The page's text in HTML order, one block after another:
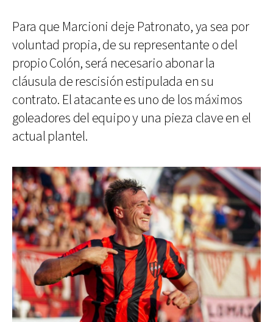
Para que Marcioni deje Patronato, ya sea por
voluntad propia, de su representante o del
propio Colón, será necesario abonar la
cláusula de rescisión estipulada en su
contrato. El atacante es uno de los máximos
goleadores del equipo y una pieza clave en el
actual plantel.